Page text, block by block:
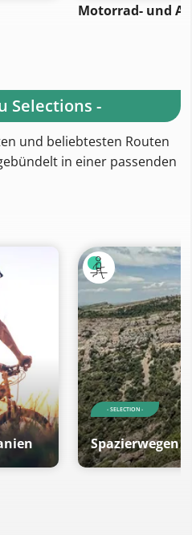
Motorrad- und
Selections -
und beliebtesten Routen
in einer passenden
- SELECTION -
Spazierwegen